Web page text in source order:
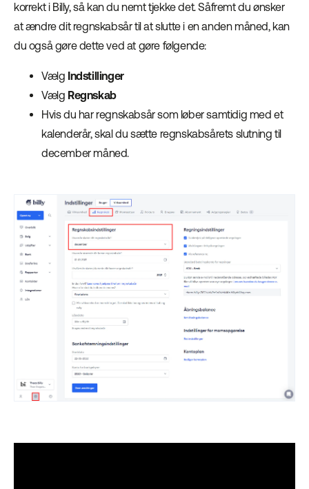
korrekt i Billy, så kan du nemt tjekke det. Såfremt du ønsker
at ændre dit regnskabsår til at slutte i en anden måned, kan
du også gøre dette ved at gøre følgende:
Vælg Indstillinger
Vælg Regnskab
Hvis du har regnskabsår som løber samtidig med et
kalenderår, skal du sætte regnskabsårets slutning til
december måned.